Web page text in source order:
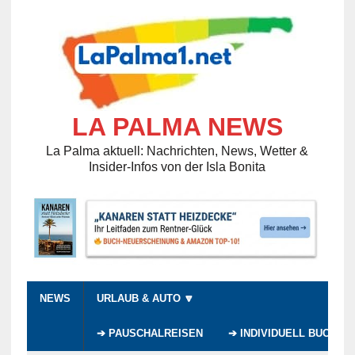
LA PALMA NEWS
La Palma aktuell: Nachrichten, News, Wetter &
Insider-Infos von der Isla Bonita
NEWS URLAUB & AUTO 🔽
➔ PAUSCHALREISEN ➔ INDIVIDUELL BUCHEN